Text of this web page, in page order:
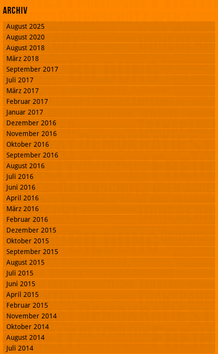
Archiv
August 2025
August 2020
August 2018
März 2018
September 2017
Juli 2017
März 2017
Februar 2017
Januar 2017
Dezember 2016
November 2016
Oktober 2016
September 2016
August 2016
Juli 2016
Juni 2016
April 2016
März 2016
Februar 2016
Dezember 2015
Oktober 2015
September 2015
August 2015
Juli 2015
Juni 2015
April 2015
Februar 2015
November 2014
Oktober 2014
August 2014
Juli 2014